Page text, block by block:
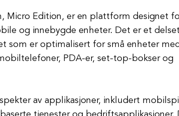
Micro Edition, er en plattform designet
og innebygde enheter. Det er et
som er optimalisert for små enheter med
PDA-er, set-top-bokser og
av applikasjoner, inkludert